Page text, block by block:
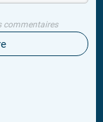
commentaires